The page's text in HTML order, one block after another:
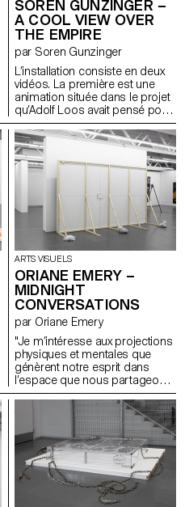
SOREN GUNZINGER –
A COOL VIEW OVER
THE EMPIRE
par Soren Gunzinger
L’installation consiste en deux
vidéos. La première est une
animation située dans le projet
qu’Adolf Loos avait pensé pour
Joséphine Baker, avec une
araignée espionne et critique.
La seconde illumine un store
par un court dialogue. Le travail
questions de citation et de
voyeurisme, également d’effets
comiques et de retournements.
ARTS VISUELS
ORIANE EMERY –
MIDNIGHT
CONVERSATIONS
par Oriane Emery
"Je m’intéresse aux projections
physiques et mentales que
génèrent notre esprit dans
l’espace que nous partageons
tout·x·es. Je crée des
narrations au sein desquelles je
peux m’ancrer. Mes peintures
représentent des univers
oniriques, des récits
d’émancipation. Organiques et
en constante gestation, je
pense avant tout à créer des
écosystèmes. Ma pratique est